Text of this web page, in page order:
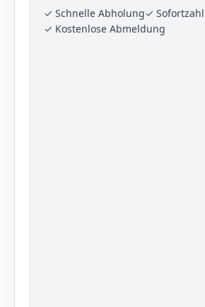
✓ Schnelle Abholung✓
✓ Kostenlose Abmeldung